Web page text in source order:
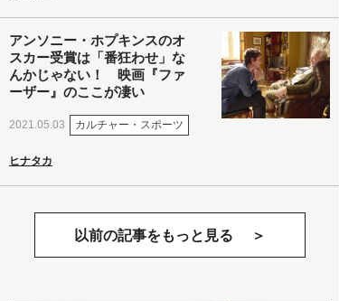
アンソニー・ホプキンスのオ
スカー受賞は「番狂わせ」な
んかじゃない！ 映画『ファ
ーザー』のここが凄い
2021.05.03 カルチャー・スポーツ
ヒナタカ
以前の記事をもっと見る